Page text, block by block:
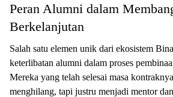
Peran Alumni dalam
Berkelanjutan
Salah satu elemen unik dari ekosistem
keterlibatan alumni dalam proses
Mereka yang telah selesai masa
menghilang, tapi justru menjadi mentor